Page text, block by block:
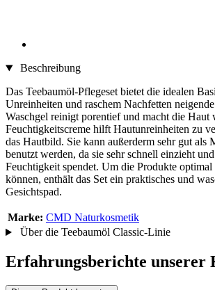
Beschreibung
Das Teebaumöl-Pflegeset bietet die idealen
Unreinheiten und raschem Nachfetten
Waschgel reinigt porentief und macht die Haut
Feuchtigkeitscreme hilft Hautunreinheiten zu
das Hautbild. Sie kann außerderm sehr gut als
benutzt werden, da sie sehr schnell einzieht
Feuchtigkeit spendet. Um die Produkte optimal
können, enthält das Set ein praktisches und
Gesichtspad.
Marke: CMD Naturkosmetik
Über die Teebaumöl Classic-Linie
Erfahrungsberichte unserer